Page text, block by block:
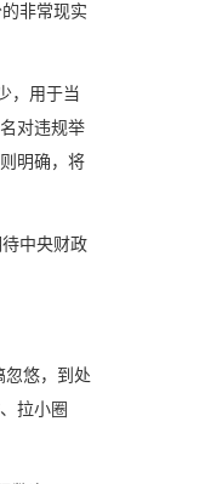
非常现实
，用于当
对违规举
明确，将
中央财政
悠，到处
拉小圈